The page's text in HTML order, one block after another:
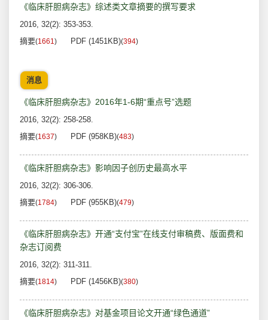
《临床肝胆病杂志》综述类文章摘要的撰写要求
2016, 32(2): 353-353.
摘要(1661) PDF (1451KB)(394)
消息
《临床肝胆病杂志》2016年1-6期“重点号”选题
2016, 32(2): 258-258.
摘要(1637) PDF (958KB)(483)
《临床肝胆病杂志》影响因子创历史最高水平
2016, 32(2): 306-306.
摘要(1784) PDF (955KB)(479)
《临床肝胆病杂志》开通“支付宝”在线支付审稿费、版面费和
杂志订阅费
2016, 32(2): 311-311.
摘要(1814) PDF (1456KB)(380)
《临床肝胆病杂志》对基金项目论文开通“绿色通道”